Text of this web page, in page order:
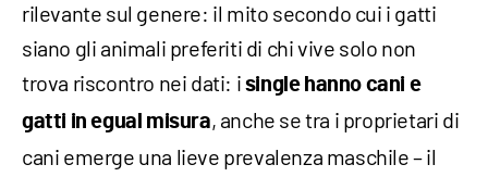
rilevante sul genere: il mito secondo cui i gatti
siano gli animali preferiti di chi vive solo non
trova riscontro nei dati: i single hanno cani e
gatti in egual misura, anche se tra i proprietari di
cani emerge una lieve prevalenza maschile – il